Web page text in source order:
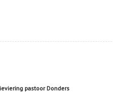
pastoor Donders